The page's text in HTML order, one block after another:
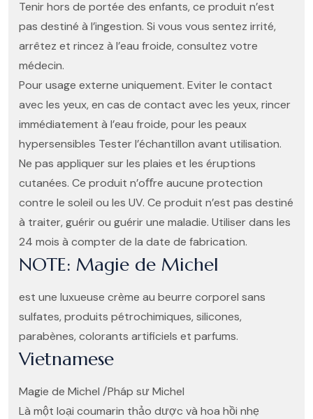
Tenir hors de portée des enfants, ce produit n’est
pas destiné à l’ingestion. Si vous vous sentez irrité,
arrêtez et rincez à l’eau froide, consultez votre
médecin.
Pour usage externe uniquement. Eviter le contact
avec les yeux, en cas de contact avec les yeux, rincer
immédiatement à l’eau froide, pour les peaux
hypersensibles Tester l’échantillon avant utilisation.
Ne pas appliquer sur les plaies et les éruptions
cutanées. Ce produit n’oﬀre aucune protection
contre le soleil ou les UV. Ce produit n’est pas destiné
à traiter, guérir ou guérir une maladie. Utiliser dans les
24 mois à compter de la date de fabrication.
NOTE: Magie de Michel
est une luxueuse crème au beurre corporel sans
sulfates, produits pétrochimiques, silicones,
parabènes, colorants artificiels et parfums.
Vietnamese
Magie de Michel /Pháp sư Michel
Là một loại coumarin thảo dược và hoa hồi nhẹ